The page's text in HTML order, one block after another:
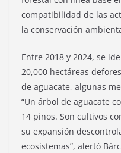
compatibilidad de las
la conservación
Entre 2018 y 2024, se
20,000 hectáreas
de aguacate, algunas
“Un árbol de aguacate
14 pinos. Son cultivos
su expansión
ecosistemas”, alertó